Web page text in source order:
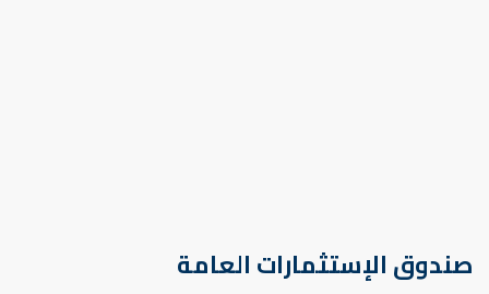
صندوق الإستثمارات العامة